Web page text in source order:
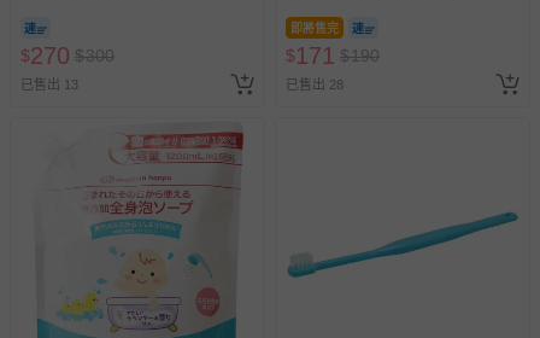
$270 $300
已售出 13
即將售完
$171 $190
已售出 28